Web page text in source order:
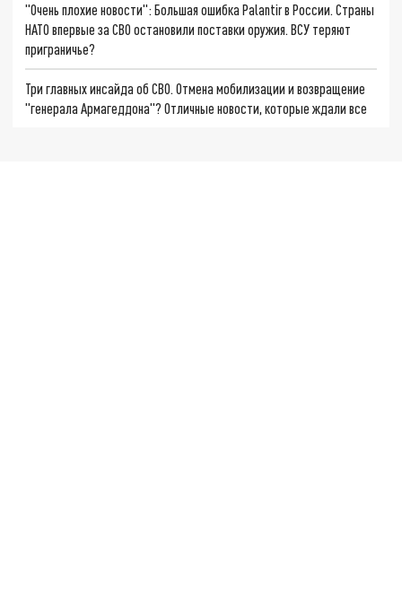
"Очень плохие новости": Большая ошибка Palantir в России. Страны
НАТО впервые за СВО остановили поставки оружия. ВСУ теряют
приграничье?
Три главных инсайда об СВО. Отмена мобилизации и возвращение
"генерала Армагеддона"? Отличные новости, которые ждали все